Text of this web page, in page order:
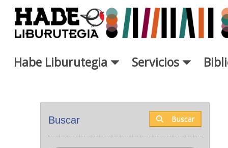
Saltar al contenido principal
Habe Liburutegia Servicios
Buscar Buscar